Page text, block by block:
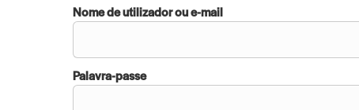
Nome de utilizador ou e-mail
Palavra-passe